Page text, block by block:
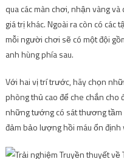
qua các màn chơi, nhận vàng
giá trị khác. Ngoài ra còn có các
mỗi người chơi sẽ có một đội
anh hùng phía sau.
Với hai vị trí trước, hãy chọn
phòng thủ cao để che chắn cho
những tướng có sát thương
đảm bảo lượng hồi máu ổn